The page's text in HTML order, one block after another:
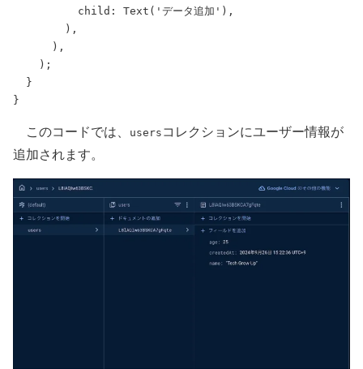
          child:
Text ( 'データ追加' ),
        ),
      ),
    );
  }
}
このコードでは、 users コレクションにユーザー情報が
追加されます。